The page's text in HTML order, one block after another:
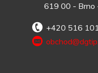
619 00 - Brno
+420 516